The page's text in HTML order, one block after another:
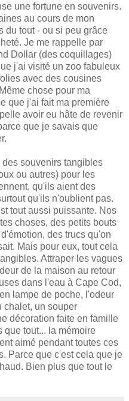
une fortune en souvenirs.
au cours de mon
du tout - ou si peu grâce
Je me rappelle par
Dollar (des coquillages)
j'ai visité un zoo fabuleux
avec des cousines
chose pour ma
que j'ai fait ma première
avoir eu hâte de revenir
que je savais que
souvenirs tangibles
ou autres) pour les
qu'ils aient des
qu'ils n'oublient pas.
tout aussi puissante. Nos
choses, des petits bouts
des trucs qu'on
Mais pour eux, tout cela
Attraper les vagues
de la maison au retour
dans l'eau à Cape Cod,
lampe de poche, l'odeur
chalet, un souper
décoration faite en famille
que tout... la mémoire
aimé pendant toutes ces
Parce que c'est cela que je
Bien plus que tout le